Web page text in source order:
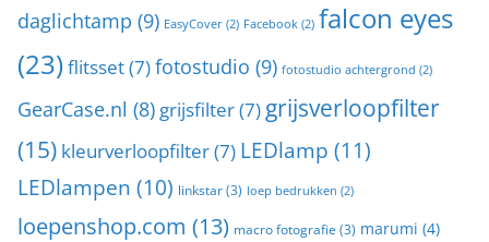
daglichtamp (9) EasyCover (2) Facebook (2) falcon eyes
(23)flitsset(7)fotostudio (9) fotostudio achtergrond (2)
GearCase.nl (8) grijsfilter(7) grijsverloopfilter
(15) kleurverloopfilter(7) LEDlamp (11)
LEDlampen (10) linkstar(3) loep bedrukken (2)
loepenshop.com (13) macro fotografie (3) marumi (4)